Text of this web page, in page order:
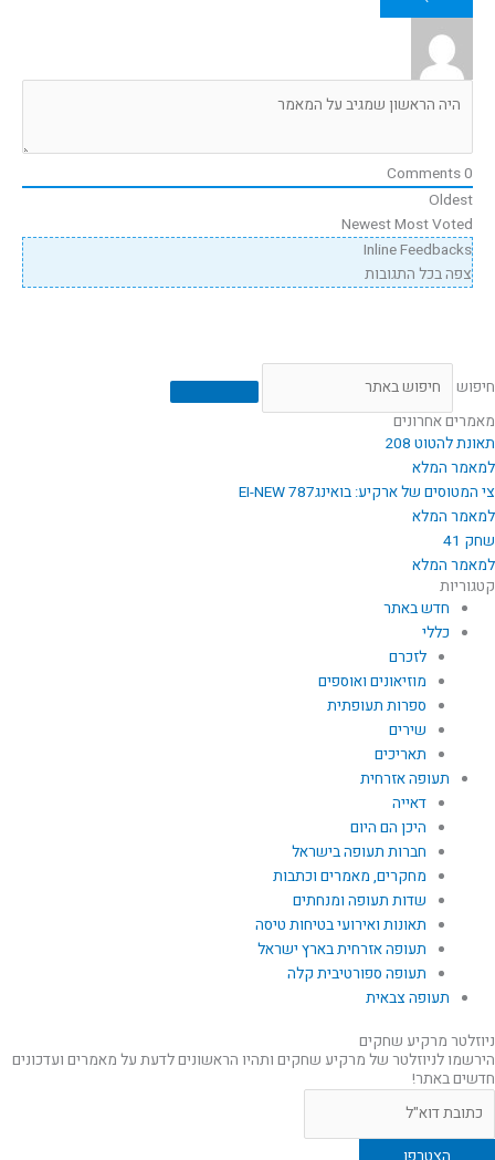
0
Oldest
NewestMost Voted
Inline Feedbacks
צפה בכל התגובות
חיפוש
מאמרים אחרונים
תאונת להטוט 208
למאמר המלא
צי המטוסים של ארקיע: בואינג787 EI-NEW
למאמר המלא
שחק 41
למאמר המלא
קטגוריות
חדש באתר
כללי
לזכרם
מוזיאונים ואוספים
ספרות תעופתית
שירים
תאריכים
תעופה אזרחית
דאייה
היכן הם היום
חברות תעופה בישראל
מחקרים, מאמרים וכתבות
שדות תעופה ומנחתים
תאונות ואירועי בטיחות טיסה
תעופה אזרחית בארץ ישראל
תעופה ספורטיבית קלה
תעופה צבאית
ניוזלטר מרקיע שחקים
הירשמו לניוזלטר של מרקיע שחקים ותהיו הראשונים לדעת על מאמרים ועדכונים
חדשים באתר!